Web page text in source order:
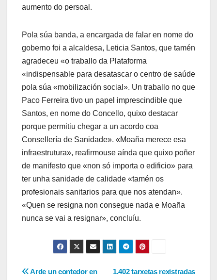
aumento do persoal.
Pola súa banda, a encargada de falar en nome do
goberno foi a alcaldesa, Leticia Santos, que tamén
agradeceu «o traballo da Plataforma
«indispensable para desatascar o centro de saúde
pola súa «mobilización social». Un traballo no que
Paco Ferreira tivo un papel imprescindible que
Santos, en nome do Concello, quixo destacar
porque permitiu chegar a un acordo coa
Consellería de Sanidade». «Moaña merece esa
infraestrutura», reafirmouse aínda que quixo poñer
de manifesto que «non só importa o edificio» para
ter unha sanidade de calidade «tamén os
profesionais sanitarios para que nos atendan».
«Quen se resigna non consegue nada e Moaña
nunca se vai a resignar», concluíu.
Navegación
1.402 tarxetas rexistradas
Arde un contedor en